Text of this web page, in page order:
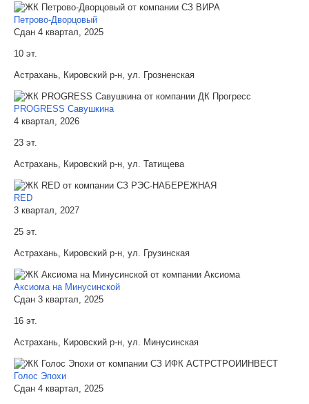
Петрово-Дворцовый
Сдан 4 квартал, 2025
10 эт.
Астрахань, Кировский р-н, ул. Грозненская
PROGRESS Савушкина
4 квартал, 2026
23 эт.
Астрахань, Кировский р-н, ул. Татищева
RED
3 квартал, 2027
25 эт.
Астрахань, Кировский р-н, ул. Грузинская
Аксиома на Минусинской
Сдан 3 квартал, 2025
16 эт.
Астрахань, Кировский р-н, ул. Минусинская
Голос Эпохи
Сдан 4 квартал, 2025